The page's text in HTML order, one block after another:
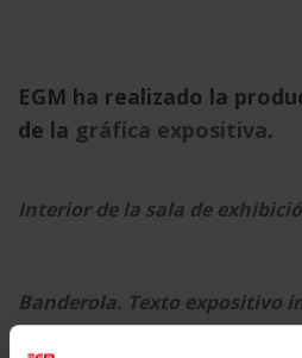
EGM ha realizado la
de la gráfica expositiva.
Interior de la sala de
Banderola. Texto expositivo
poliéster.